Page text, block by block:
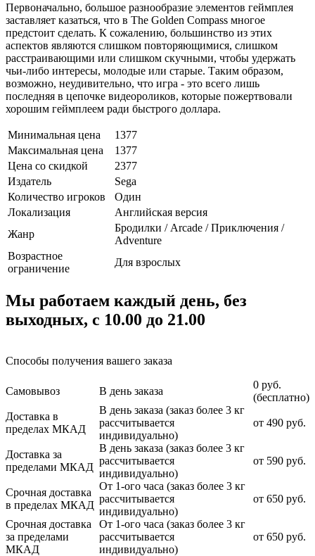
Первоначально, большое разнообразие элементов геймплея
заставляет казаться, что в The Golden Compass многое
предстоит сделать. К сожалению, большинство из этих
аспектов являются слишком повторяющимися, слишком
расстраивающими или слишком скучными, чтобы удержать
чьи-либо интересы, молодые или старые. Таким образом,
возможно, неудивительно, что игра - это всего лишь
последняя в цепочке видеороликов, которые пожертвовали
хорошим геймплеем ради быстрого доллара.
Минимальная цена
1377
Максимальная цена
1377
Цена со скидкой
2377
Издатель
Sega
Количество игроков
Один
Локализация
Английская версия
Жанр
Бродилки / Arcade / Приключения /
Adventure
Возрастное
ограничение
Для взрослых
Мы работаем каждый день, без
выходных, с 10.00 до 21.00
Способы получения вашего заказа
Самовывоз В день заказа
0 руб.
(бесплатно)
Доставка в
пределах МКАД
В день заказа (заказ более 3 кг
рассчитывается
индивидуально)
от 490 руб.
Доставка за
пределами МКАД
В день заказа (заказ более 3 кг
рассчитывается
индивидуально)
от 590 руб.
Срочная доставка
в пределах МКАД
От 1-ого часа (заказ более 3 кг
рассчитывается
индивидуально)
от 650 руб.
Срочная доставка
за пределами
МКАД
От 1-ого часа (заказ более 3 кг
рассчитывается
индивидуально)
от 650 руб.